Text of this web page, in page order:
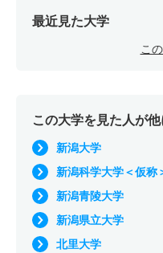
最近見た大学
こ
この大学を見た人が
新潟大学
新潟科学大学＜仮称
新潟青陵大学
新潟県立大学
北里大学